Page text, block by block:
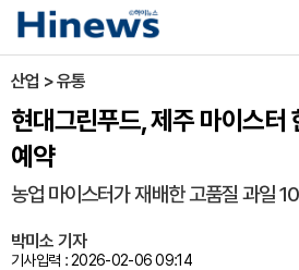
산업 > 유통
현대그린푸드, 제주 마이스터
예약
농업 마이스터가 재배한 고품질 과일
박미소 기자
기사입력 : 2026-02-06 09:14